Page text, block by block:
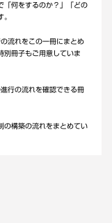
「何をするのか？」「どの
流れをこの一冊にまとめ
別冊子もご用意していま
行の流れを確認できる冊
の構築の流れをまとめてい